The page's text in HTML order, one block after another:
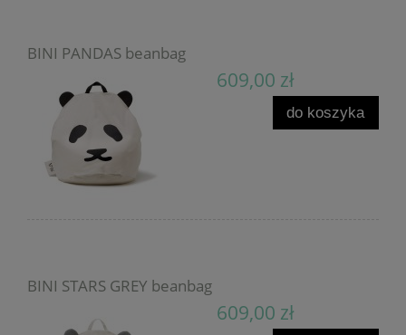
BINI PANDAS beanbag
609,00 zł
do koszyka
BINI STARS GREY beanbag
609,00 zł